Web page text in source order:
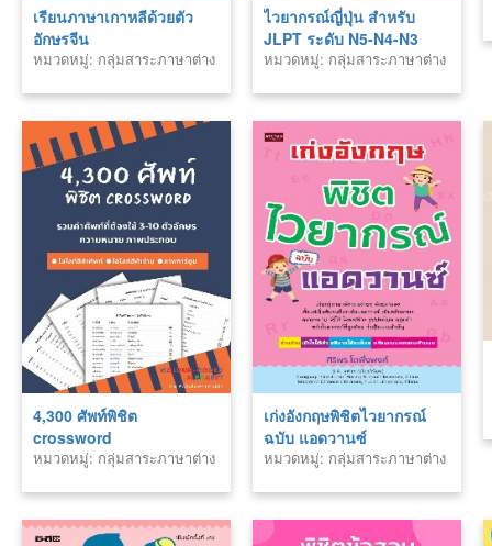
เรียนภาษาเกาหลีด้วยตัว
อักษรจีน
หมวดหมู่: กลุ่มสาระภาษาต่าง
ไวยากรณ์ญี่ปุ่น สำหรับ
JLPT ระดับ N5-N4-N3
พิมพ์ครั้งที่ 2
หมวดหมู่: กลุ่มสาระภาษาต่าง
4,300 ศัพท์พิชิต
crossword
หมวดหมู่: กลุ่มสาระภาษาต่าง
เก่งอังกฤษพิชิตไวยากรณ์
ฉบับ แอดวานซ์
หมวดหมู่: กลุ่มสาระภาษาต่าง